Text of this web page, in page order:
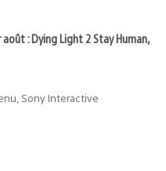
: Dying Light 2 Stay Human,
Sony Interactive